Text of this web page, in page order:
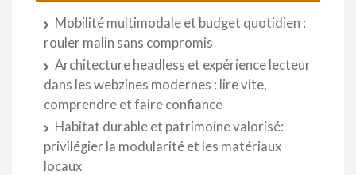
Mobilité multimodale et budget quotidien :
rouler malin sans compromis
Architecture headless et expérience lecteur
dans les webzines modernes : lire vite,
comprendre et faire confiance
Habitat durable et patrimoine valorisé:
privilégier la modularité et les matériaux
locaux